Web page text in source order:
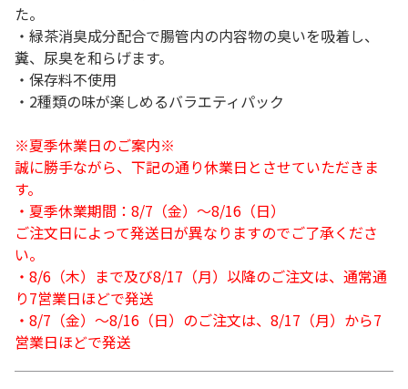
た。
・緑茶消臭成分配合で腸管内の内容物の臭いを吸着し、
糞、尿臭を和らげます。
・保存料不使用
・2種類の味が楽しめるバラエティパック
※夏季休業日のご案内※
誠に勝手ながら、下記の通り休業日とさせていただきま
す。
・夏季休業期間：8/7（金）～8/16（日）
ご注文日によって発送日が異なりますのでご了承くださ
い。
・8/6（木）まで及び8/17（月）以降のご注文は、通常通
り7営業日ほどで発送
・8/7（金）～8/16（日）のご注文は、8/17（月）から7
営業日ほどで発送